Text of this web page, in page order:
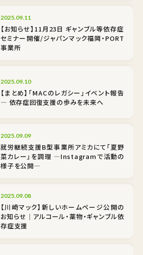
2025.09.11
【お知らせ】11月23日 ギャンブル等依存症
セミナー開催/ジャパンマック福岡・PORT
事業所
2025.09.10
【まとめ】「MACのレガシー」イベント報告
― 依存症回復支援の歩みを未来へ
2025.09.09
就労継続支援B型事業所アミカにて「夏野
菜カレー」を調理 ―Instagramで活動の
様子を公開―
2025.09.08
【川崎マック】新しいホームページ公開の
お知らせ｜アルコール・薬物・ギャンブル依
存症支援